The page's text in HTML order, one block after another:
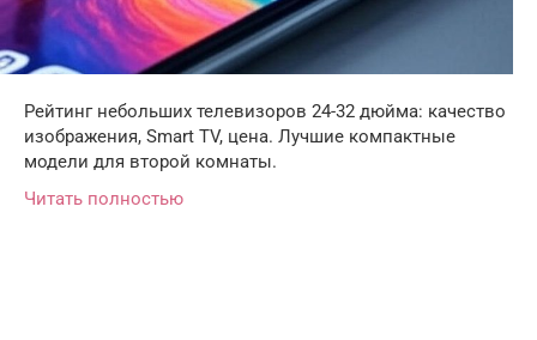
Рейтинг небольших телевизоров 24-32 дюйма: качество
изображения, Smart TV, цена. Лучшие компактные
модели для второй комнаты.
Читать полностью